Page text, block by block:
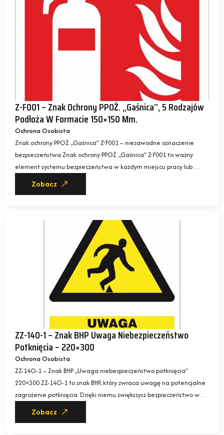
Z-F001 – Znak Ochrony PPOŻ. „Gaśnica”, 5 Rodzajów
Podłoża W Formacie 150×150 Mm.
Ochrona Osobista
Znak ochrony PPOŻ. „Gaśnica” Z-F001 – niezawodne oznaczenie
bezpieczeństwa Znak ochrony PPOŻ. „Gaśnica” Z-F001 to ważny
element systemu bezpieczeństwa w każdym miejscu pracy lub…
Zobacz
ZZ-14O-1 – Znak BHP Uwaga Niebezpieczeństwo
Potknięcia – 220×300
Ochrona Osobista
ZZ-14O-1 – Znak BHP „Uwaga niebezpieczeństwo potknięcia”
220×300 ZZ-14O-1 to znak BHP, który zwraca uwagę na potencjalne
zagrożenie potknięcia. Dzięki niemu zwiększysz bezpieczeństwo w…
Zobacz